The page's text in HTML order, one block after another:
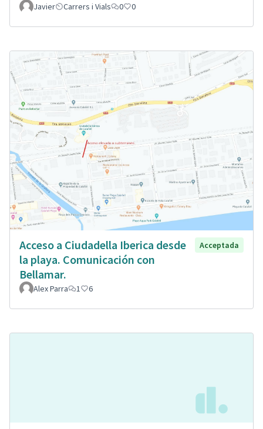
Javier
Carrers i Vials 0 0
Acceso a Ciudadella Iberica desde
la playa. Comunicación con
Bellamar.
Acceptada
Alex Parra 1 6